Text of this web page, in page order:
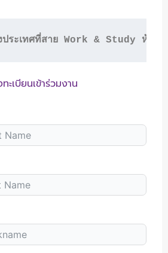
งประเทศที่สาย Work & Study ห้า
ะเบียนเข้าร่วมงาน